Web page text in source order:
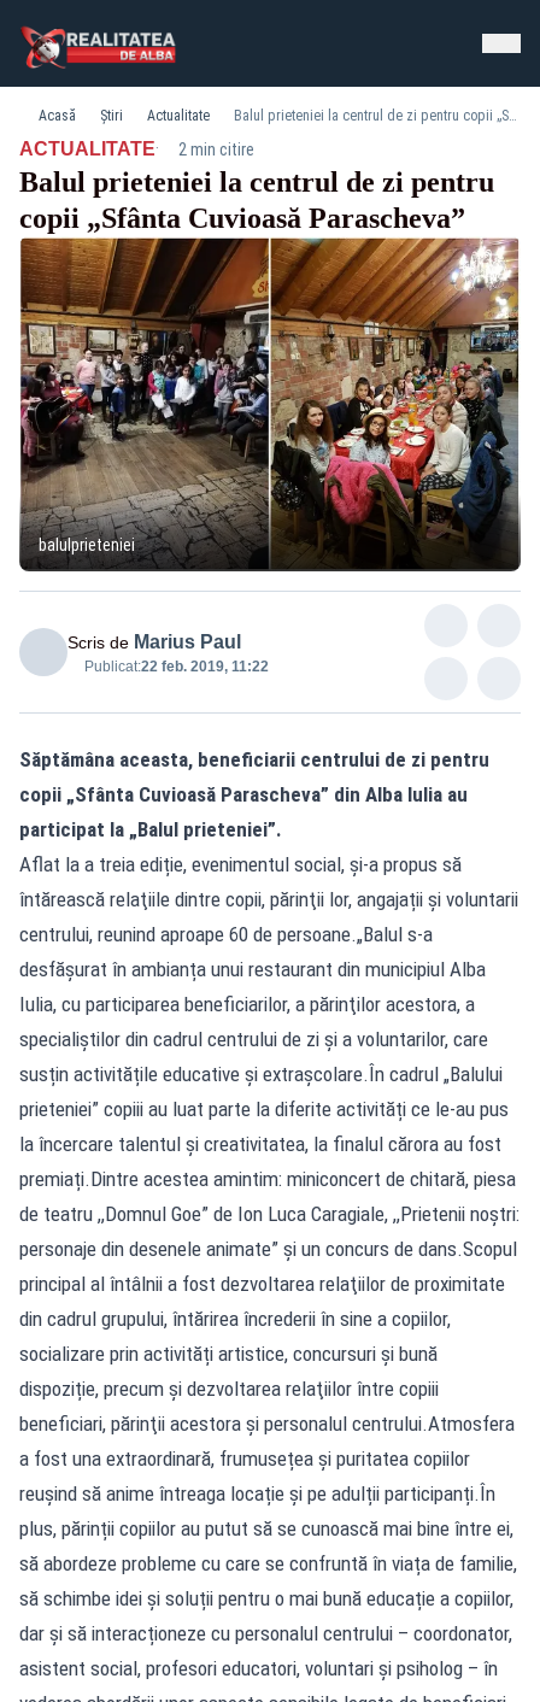
Acasă Știri Actualitate Balul prieteniei la centrul de zi pentru copii „Sfânta Cuvioasă Parascheva”
ACTUALITATE· 2 min citire
Balul prieteniei la centrul de zi pentru
copii „Sfânta Cuvioasă Parascheva”
balulprieteniei
Scris de Marius Paul
Publicat:22 feb. 2019, 11:22
Săptămâna aceasta, beneficiarii centrului de zi pentru
copii „Sfânta Cuvioasă Parascheva” din Alba Iulia au
participat la „Balul prieteniei”.
Aflat la a treia ediție, evenimentul social, și-a propus să
întărească relaţiile dintre copii, părinţii lor, angajații și voluntarii
centrului, reunind aproape 60 de persoane.„Balul s-a
desfăşurat în ambianța unui restaurant din municipiul Alba
Iulia, cu participarea beneficiarilor, a părinţilor acestora, a
specialiștilor din cadrul centrului de zi și a voluntarilor, care
susțin activitățile educative și extrașcolare.În cadrul „Balului
prieteniei” copiii au luat parte la diferite activități ce le-au pus
la încercare talentul şi creativitatea, la finalul cărora au fost
premiați.Dintre acestea amintim: miniconcert de chitară, piesa
de teatru ,,Domnul Goe” de Ion Luca Caragiale, ,,Prietenii noștri:
personaje din desenele animate” și un concurs de dans.Scopul
principal al întâlnii a fost dezvoltarea relaţiilor de proximitate
din cadrul grupului, întărirea încrederii în sine a copiilor,
socializare prin activități artistice, concursuri și bună
dispoziție, precum și dezvoltarea relaţiilor între copiii
beneficiari, părinţii acestora şi personalul centrului.Atmosfera
a fost una extraordinară, frumusețea și puritatea copiilor
reușind să anime întreaga locație și pe adulții participanți.În
plus, părinții copiilor au putut să se cunoască mai bine între ei,
să abordeze probleme cu care se confruntă în viața de familie,
să schimbe idei și soluții pentru o mai bună educație a copiilor,
dar și să interacționeze cu personalul centrului – coordonator,
asistent social, profesori educatori, voluntari și psiholog – în